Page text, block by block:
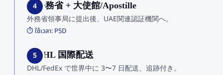
4
4. 外務省 + 大使館/Apostille
外務省領事局に提出後、UAE関連認証機関へ。
⏱️ ใช้เวลา: P5D
5
5. DHL 国際配送
DHL/FedEx で世界中に 3〜7 日配送、追跡付き。